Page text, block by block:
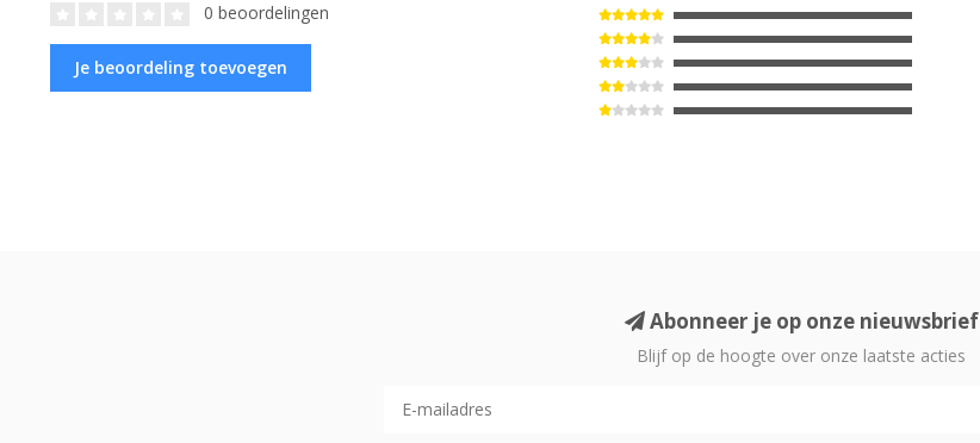
0 beoordelingen
Je beoordeling toevoegen
Abonneer je op onze nieuwsbrief
Blijf op de hoogte over onze laatste acties